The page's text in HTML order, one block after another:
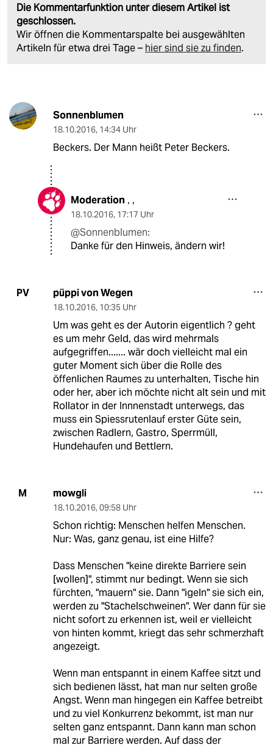
Die Kommentarfunktion unter diesem Artikel ist
geschlossen.
Wir öffnen die Kommentarspalte bei ausgewählten
Artikeln für etwa drei Tage – hier sind sie zu finden.
Sonnenblumen
18.10.2016, 14:34 Uhr
Beckers. Der Mann heißt Peter Beckers.
Moderation , ,
18.10.2016, 17:17 Uhr
@Sonnenblumen:
Danke für den Hinweis, ändern wir!
PV püppi von Wegen
18.10.2016, 10:35 Uhr
Um was geht es der Autorin eigentlich ? geht
es um mehr Geld, das wird mehrmals
aufgegriffen....... wär doch vielleicht mal ein
guter Moment sich über die Rolle des
öffenlichen Raumes zu unterhalten, Tische hin
oder her, aber ich möchte nicht alt sein und mit
Rollator in der Innnenstadt unterwegs, das
muss ein Spiessrutenlauf erster Güte sein,
zwischen Radlern, Gastro, Sperrmüll,
Hundehaufen und Bettlern.
M mowgli
18.10.2016, 09:58 Uhr
Schon richtig: Menschen helfen Menschen.
Nur: Was, ganz genau, ist eine Hilfe?
Dass Menschen "keine direkte Barriere sein
[wollen]", stimmt nur bedingt. Wenn sie sich
fürchten, "mauern" sie. Dann "igeln" sie sich ein,
werden zu "Stachelschweinen". Wer dann für sie
nicht sofort zu erkennen ist, weil er vielleicht
von hinten kommt, kriegt das sehr schmerzhaft
angezeigt.
Wenn man entspannt in einem Kaffee sitzt und
sich bedienen lässt, hat man nur selten große
Angst. Wenn man hingegen ein Kaffee betreibt
und zu viel Konkurrenz bekommt, ist man nur
selten ganz entspannt. Dann kann man schon
mal zur Barriere werden. Auf dass der